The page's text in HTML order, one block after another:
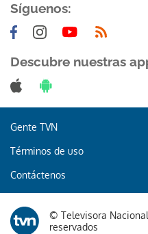
Síguenos:
Descubre nuestras
Gente TVN
Términos de uso
Contáctenos
© Televisora
reservados